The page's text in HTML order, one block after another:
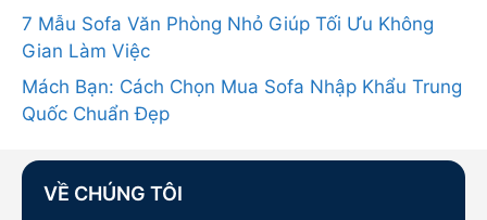
7 Mẫu Sofa Văn Phòng Nhỏ Giúp Tối Ưu Không
Gian Làm Việc
Mách Bạn: Cách Chọn Mua Sofa Nhập Khẩu Trung
Quốc Chuẩn Đẹp
VỀ CHÚNG TÔI